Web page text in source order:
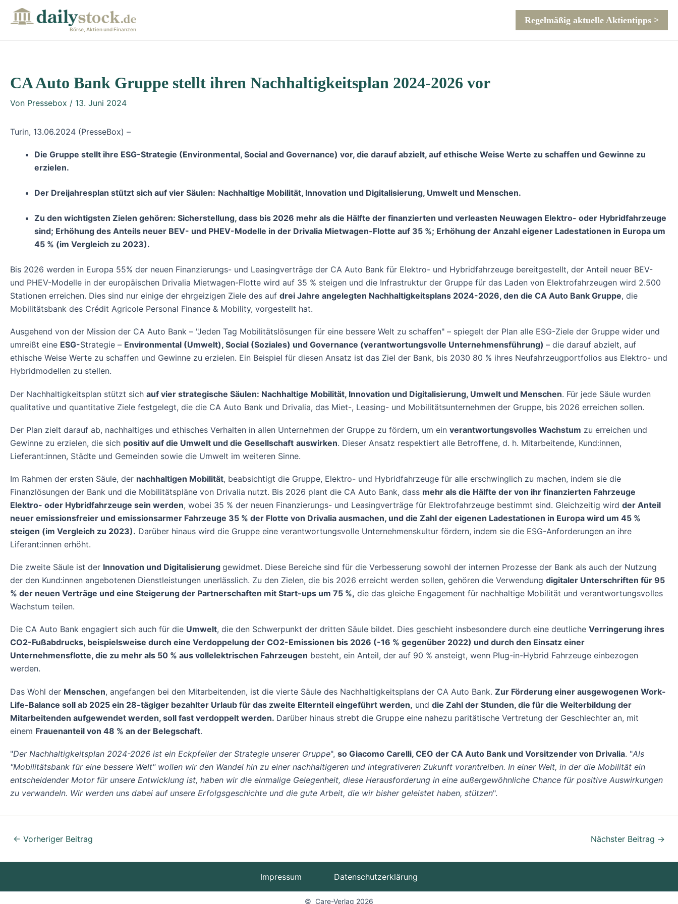
Inhalt
Börse, Aktien und Finanzen
Regelmäßig aktuelle Aktientipps >
CA Auto Bank Gruppe stellt ihren Nachhaltigkeitsplan 2024-2026 vor
Von Pressebox / 13. Juni 2024
Turin, 13.06.2024 (PresseBox) –
Die Gruppe stellt ihre ESG-Strategie (Environmental, Social and Governance) vor, die darauf abzielt, auf ethische Weise Werte zu schaffen und Gewinne zu
erzielen.
Der Dreijahresplan stützt sich auf vier Säulen: Nachhaltige Mobilität, Innovation und Digitalisierung, Umwelt und Menschen.
Zu den wichtigsten Zielen gehören: Sicherstellung, dass bis 2026 mehr als die Hälfte der finanzierten und verleasten Neuwagen Elektro- oder Hybridfahrzeuge
sind; Erhöhung des Anteils neuer BEV- und PHEV-Modelle in der Drivalia Mietwagen-Flotte auf 35 %; Erhöhung der Anzahl eigener Ladestationen in Europa um
45 % (im Vergleich zu 2023).
Bis 2026 werden in Europa 55% der neuen Finanzierungs- und Leasingverträge der CA Auto Bank für Elektro- und Hybridfahrzeuge bereitgestellt, der Anteil neuer BEV-
und PHEV-Modelle in der europäischen Drivalia Mietwagen-Flotte wird auf 35 % steigen und die Infrastruktur der Gruppe für das Laden von Elektrofahrzeugen wird 2.500
Stationen erreichen. Dies sind nur einige der ehrgeizigen Ziele des auf drei Jahre angelegten Nachhaltigkeitsplans 2024-2026, den die CA Auto Bank Gruppe, die
Mobilitätsbank des Crédit Agricole Personal Finance & Mobility, vorgestellt hat.
Ausgehend von der Mission der CA Auto Bank – "Jeden Tag Mobilitätslösungen für eine bessere Welt zu schaffen" – spiegelt der Plan alle ESG-Ziele der Gruppe wider und
umreißt eine ESG-Strategie – Environmental (Umwelt), Social (Soziales) und Governance (verantwortungsvolle Unternehmensführung) – die darauf abzielt, auf
ethische Weise Werte zu schaffen und Gewinne zu erzielen. Ein Beispiel für diesen Ansatz ist das Ziel der Bank, bis 2030 80 % ihres Neufahrzeugportfolios aus Elektro- und
Hybridmodellen zu stellen.
Der Nachhaltigkeitsplan stützt sich auf vier strategische Säulen: Nachhaltige Mobilität, Innovation und Digitalisierung, Umwelt und Menschen. Für jede Säule wurden
qualitative und quantitative Ziele festgelegt, die die CA Auto Bank und Drivalia, das Miet-, Leasing- und Mobilitätsunternehmen der Gruppe, bis 2026 erreichen sollen.
Der Plan zielt darauf ab, nachhaltiges und ethisches Verhalten in allen Unternehmen der Gruppe zu fördern, um ein verantwortungsvolles Wachstum zu erreichen und
Gewinne zu erzielen, die sich positiv auf die Umwelt und die Gesellschaft auswirken. Dieser Ansatz respektiert alle Betroffene, d. h. Mitarbeitende, Kund:innen,
Lieferant:innen, Städte und Gemeinden sowie die Umwelt im weiteren Sinne.
Im Rahmen der ersten Säule, der nachhaltigen Mobilität, beabsichtigt die Gruppe, Elektro- und Hybridfahrzeuge für alle erschwinglich zu machen, indem sie die
Finanzlösungen der Bank und die Mobilitätspläne von Drivalia nutzt. Bis 2026 plant die CA Auto Bank, dass mehr als die Hälfte der von ihr finanzierten Fahrzeuge
Elektro- oder Hybridfahrzeuge sein werden, wobei 35 % der neuen Finanzierungs- und Leasingverträge für Elektrofahrzeuge bestimmt sind. Gleichzeitig wird der Anteil
neuer emissionsfreier und emissionsarmer Fahrzeuge 35 % der Flotte von Drivalia ausmachen, und die Zahl der eigenen Ladestationen in Europa wird um 45 %
steigen (im Vergleich zu 2023). Darüber hinaus wird die Gruppe eine verantwortungsvolle Unternehmenskultur fördern, indem sie die ESG-Anforderungen an ihre
Liferant:innen erhöht.
Die zweite Säule ist der Innovation und Digitalisierung gewidmet. Diese Bereiche sind für die Verbesserung sowohl der internen Prozesse der Bank als auch der Nutzung
der den Kund:innen angebotenen Dienstleistungen unerlässlich. Zu den Zielen, die bis 2026 erreicht werden sollen, gehören die Verwendung digitaler Unterschriften für 95
% der neuen Verträge und eine Steigerung der Partnerschaften mit Start-ups um 75 %, die das gleiche Engagement für nachhaltige Mobilität und verantwortungsvolles
Wachstum teilen.
Die CA Auto Bank engagiert sich auch für die Umwelt, die den Schwerpunkt der dritten Säule bildet. Dies geschieht insbesondere durch eine deutliche Verringerung ihres
CO2-Fußabdrucks, beispielsweise durch eine Verdoppelung der CO2-Emissionen bis 2026 (-16 % gegenüber 2022) und durch den Einsatz einer
Unternehmensflotte, die zu mehr als 50 % aus vollelektrischen Fahrzeugen besteht, ein Anteil, der auf 90 % ansteigt, wenn Plug-in-Hybrid Fahrzeuge einbezogen
werden.
Das Wohl der Menschen, angefangen bei den Mitarbeitenden, ist die vierte Säule des Nachhaltigkeitsplans der CA Auto Bank. Zur Förderung einer ausgewogenen Work-
Life-Balance soll ab 2025 ein 28-tägiger bezahlter Urlaub für das zweite Elternteil eingeführt werden, und die Zahl der Stunden, die für die Weiterbildung der
Mitarbeitenden aufgewendet werden, soll fast verdoppelt werden. Darüber hinaus strebt die Gruppe eine nahezu paritätische Vertretung der Geschlechter an, mit
einem Frauenanteil von 48 % an der Belegschaft.
"Der Nachhaltigkeitsplan 2024-2026 ist ein Eckpfeiler der Strategie unserer Gruppe", so Giacomo Carelli, CEO der CA Auto Bank und Vorsitzender von Drivalia. "Als
"Mobilitätsbank für eine bessere Welt" wollen wir den Wandel hin zu einer nachhaltigeren und integrativeren Zukunft vorantreiben. In einer Welt, in der die Mobilität ein
entscheidender Motor für unsere Entwicklung ist, haben wir die einmalige Gelegenheit, diese Herausforderung in eine außergewöhnliche Chance für positive Auswirkungen
zu verwandeln. Wir werden uns dabei auf unsere Erfolgsgeschichte und die gute Arbeit, die wir bisher geleistet haben, stützen".
navigation
← Vorheriger Beitrag Nächster Beitrag →
Impressum Datenschutzerklärung
© Care-Verlag 2026